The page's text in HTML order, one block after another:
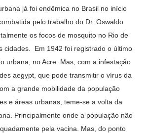
já foi endêmica no Brasil no início
pelo trabalho do Dr. Oswaldo
os focos de mosquito no Rio de
cidades. Em 1942 foi registrado o último
urbana, no Acre. Mas, com a infestação
aegypt, que pode transmitir o vírus da
a grande mobilidade da população
e áreas urbanas, teme-se a volta da
Principalmente onde a população não
pela vacina. Mas, do ponto